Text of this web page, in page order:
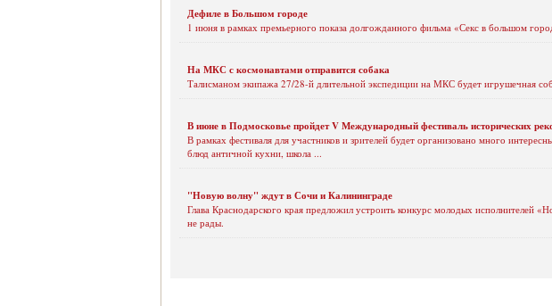
Дефиле в Большом городе
1 июня в рамках премьерного показа долгожданного фильма «Секс в большом
На МКС с космонавтами отправится собака
Талисманом экипажа 27/28-й длительной экспедиции на МКС будет игрушечная
В июне в Подмосковье пройдет V Международный фестиваль исторических
В рамках фестиваля для участников и зрителей будет организовано много
блюд античной кухни, школа ...
"Новую волну" ждут в Сочи и Калининграде
Глава Краснодарского края предложил устроить конкурс молодых исполнителей
не рады.